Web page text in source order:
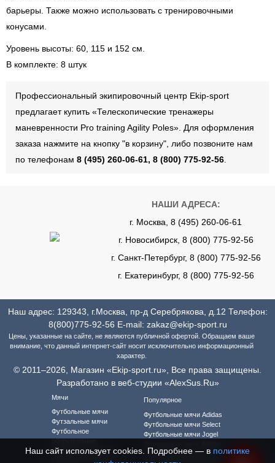
барьеры. Также можно использовать с тренировочными
конусами.
Уровень высоты: 60, 115 и 152 см.
В комплекте: 8 штук
Профессиональный экипировочный центр Ekip-sport
предлагает купить «Телескопические тренажеры
маневренности Pro training Agility Poles». Для оформления
заказа нажмите на кнопку "в корзину", либо позвоните нам
по телефонам 8 (495) 260-06-61, 8 (800) 775-92-56
НАШИ АДРЕСА:
г. Москва, 8 (495) 260-06-61
г. Новосибирск, 8 (800) 775-92-56
г. Санкт-Петербург, 8 (800) 775-92-56
г. Екатеринбург, 8 (800) 775-92-56
Наш адрес: 129343, г.Москва, пр-д Серебрякова, д.12 Телефон:
8(800)775-92-56 E-mail: zakaz@ekip-sport.ru
Цены, указанные на сайте, не являются публичной офертой. Обращаем ваше
внимание, что данный интернет-сайт носит исключительно информационный
характер.
© 2011–2026, Магазин «Ekip-sport.ru», Все права защищены.
Разработано в веб-студии «AlexSus.Ru»
Мячи
Футбольные мячи
Футзальные мячи
Футбольное
Футбольная форма
Футбольная форма для
Популярное
Футбольные мячи Adidas
Футбольные мячи Select
Футбольные мячи Jogel
Футзальные мячи Select
Наш сайт использует cookies. Подробнее — в политике